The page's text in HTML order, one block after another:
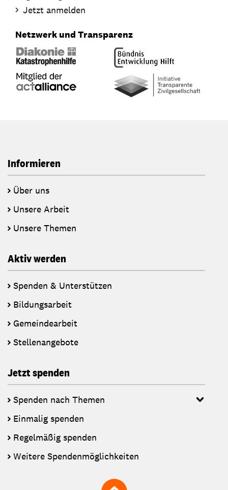
Jetzt anmelden
Netzwerk und Transparenz
Informieren
Über uns
Unsere Arbeit
Unsere Themen
Aktiv werden
Spenden & Unterstützen
Bildungsarbeit
Gemeindearbeit
Stellenangebote
Jetzt spenden
Spenden nach Themen
Einmalig spenden
Regelmäßig spenden
Weitere Spendenmöglichkeiten